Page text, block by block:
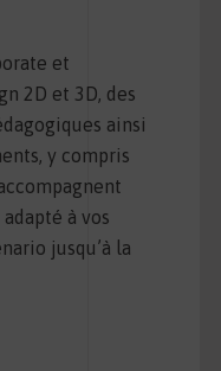
et
2D et 3D, des
ainsi
y compris
à vos
jusqu’à la